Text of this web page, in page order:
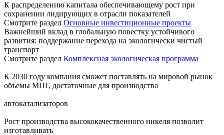
К распределению капитала обеспечивающему рост при
сохранении лидирующих в отрасли показателей
Смотрите раздел Основные инвестиционные проекты
Важнейший вклад в глобальную повестку устойчивого
развития: поддержание перехода на экологически чистый
транспорт
Смотрите раздел Комплексная экологическая программа
К 2030 году компания сможет поставлять на мировой рынок
объемы МПГ, достаточные для производства
автокатализаторов
Рост производства высококачественного никеля позволит
изготавливать